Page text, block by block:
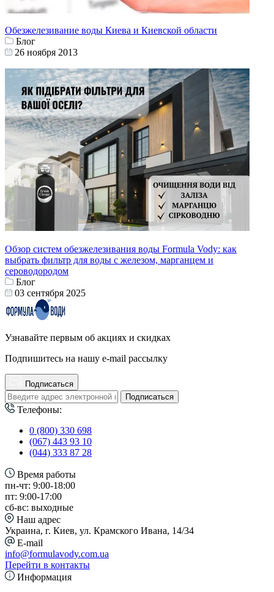
Обезжелезивание воды Киева и Киевской области
Блог
26 ноября 2013
Обзор систем обезжелезивания воды Formula Vody: как
выбрать фильтр для воды с железом, марганцем и
сероводородом
Блог
03 сентября 2025
Узнавайте первым об акциях и скидках
Подпишитесь на нашу e-mail рассылку
Подписаться
Подписаться
Телефоны:
0 (800) 330 698
(067) 443 93 10
(044) 333 87 28
Время работы
пн-чт: 9:00-18:00
пт: 9:00-17:00
сб-вс: выходные
Наш адрес
Украина, г. Киев, ул. Крамского Ивана, 14/34
E-mail
info@formulavody.com.ua
Перейти в контакты
Информация